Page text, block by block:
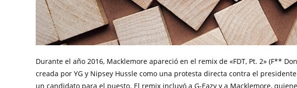
Durante el año 2016, Macklemore apareció en el remix de «FDT, Pt. 2» (F**
creada por YG y Nipsey Hussle como una protesta directa contra el
un candidato para el puesto. El remix incluyó a G-Eazy y a Macklemore,